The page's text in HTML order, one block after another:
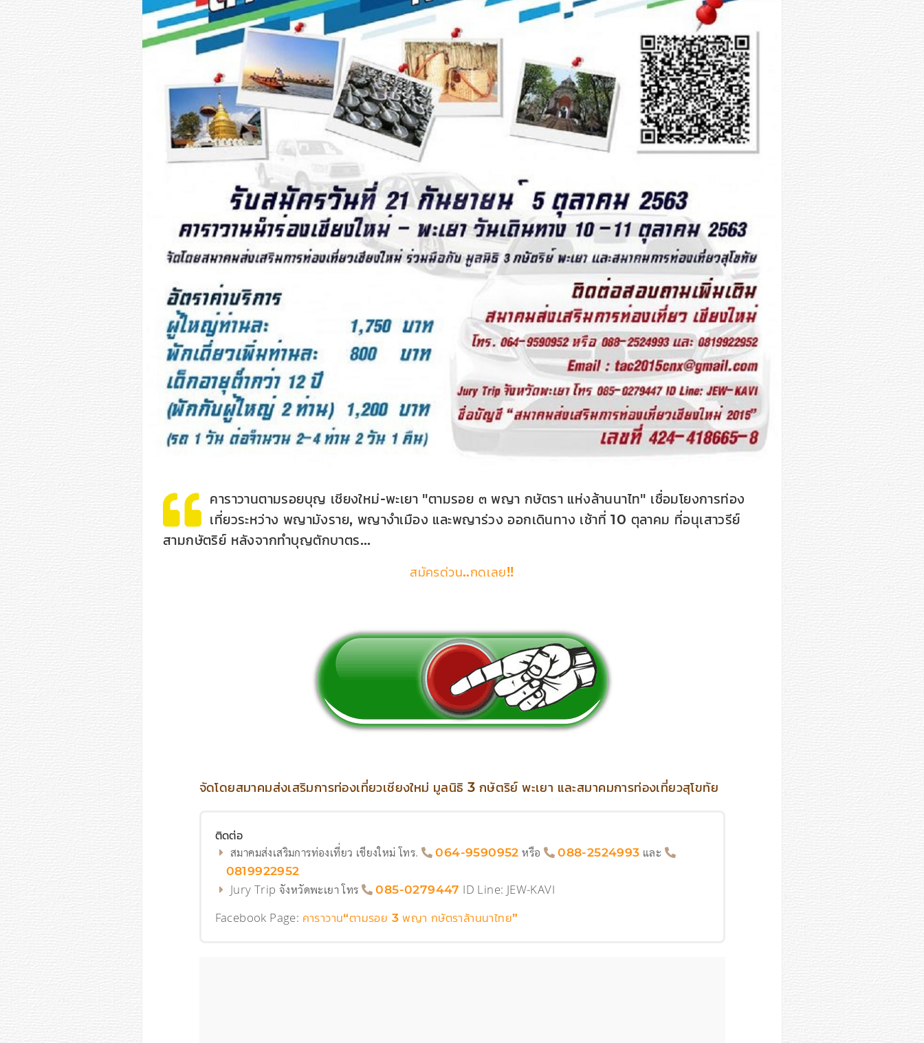
คาราวานตามรอยบุญ เชียงใหม่-พะเยา "ตามรอย ๓ พญา กษัตรา แห่งล้านนาไท" เชื่อมโยงการท่อง
เที่ยวระหว่าง พญามังราย, พญางำเมือง และพญาร่วง ออกเดินทาง เช้าที่ 10 ตุลาคม ที่อนุเสาวรีย์
สามกษัตริย์ หลังจากทำบุญตักบาตร...
สมัครด่วน..กดเลย!!
จัดโดยสมาคมส่งเสริมการท่องเที่ยวเชียงใหม่ มูลนิธิ 3 กษัตริย์ พะเยา และสมาคมการท่องเที่ยวสุโขทัย
ติดต่อ
สมาคมส่งเสริมการท่องเที่ยว เชียงใหม่ โทร.
064-9590952 หรือ 088-2524993 และ
0819922952
Jury Trip จังหวัดพะเยา โทร 085-0279447 ID Line: JEW-KAVI
Facebook Page: คาราวาน“ตามรอย 3 พญา กษัตราล้านนาไทย”